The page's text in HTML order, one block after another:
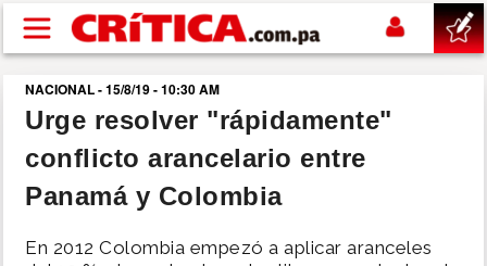
Pasar al contenido principal
buscar
SUCESOS
NACIONAL - 15/8/19 - 10:30 AM
Urge resolver "rápidamente"
conflicto arancelario entre
Panamá y Colombia
En 2012 Colombia empezó a aplicar aranceles